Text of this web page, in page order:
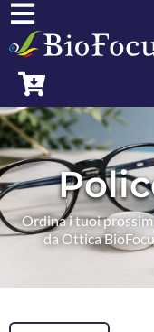
Ordina i tuoi
da Ottica